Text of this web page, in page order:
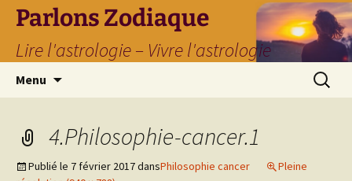
Parlons Zodiaque
Lire l'astrologie – Vivre l'astrologie
Menu
4.Philosophie-cancer.1
Publié le 7 février 2017dansPhilosophie cancer
Pleine